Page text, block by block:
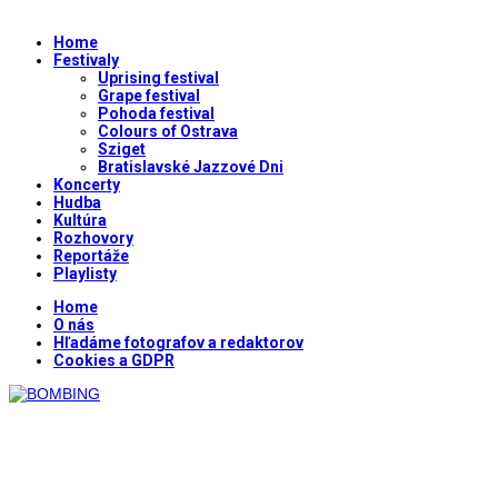
Home
Festivaly
Uprising festival
Grape festival
Pohoda festival
Colours of Ostrava
Sziget
Bratislavské Jazzové Dni
Koncerty
Hudba
Kultúra
Rozhovory
Reportáže
Playlisty
Home
O nás
Hľadáme fotografov a redaktorov
Cookies a GDPR